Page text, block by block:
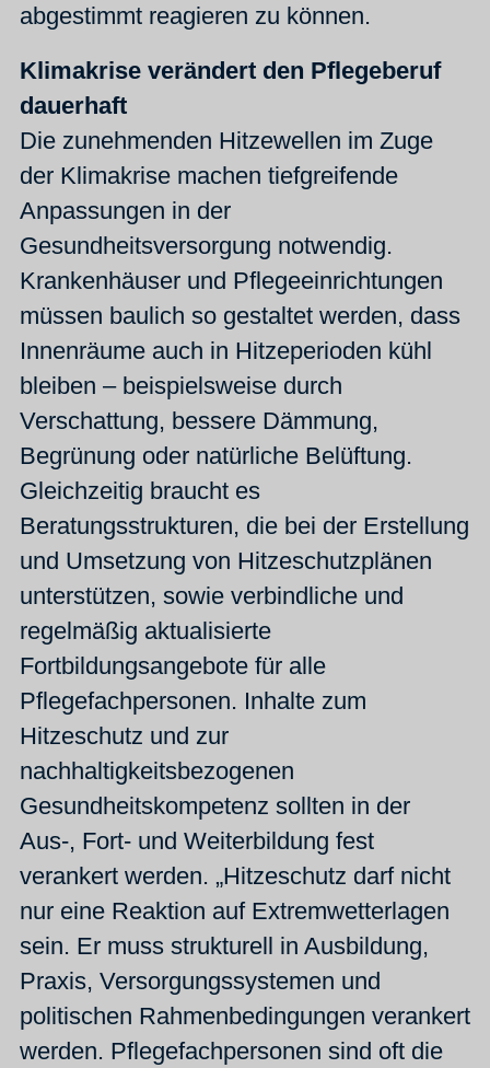
abgestimmt reagieren zu können.
Klimakrise verändert den Pflegeberuf
dauerhaft
Die zunehmenden Hitzewellen im Zuge
der Klimakrise machen tiefgreifende
Anpassungen in der
Gesundheitsversorgung notwendig.
Krankenhäuser und Pflegeeinrichtungen
müssen baulich so gestaltet werden, dass
Innenräume auch in Hitzeperioden kühl
bleiben – beispielsweise durch
Verschattung, bessere Dämmung,
Begrünung oder natürliche Belüftung.
Gleichzeitig braucht es
Beratungsstrukturen, die bei der Erstellung
und Umsetzung von Hitzeschutzplänen
unterstützen, sowie verbindliche und
regelmäßig aktualisierte
Fortbildungsangebote für alle
Pflegefachpersonen. Inhalte zum
Hitzeschutz und zur
nachhaltigkeitsbezogenen
Gesundheitskompetenz sollten in der
Aus-, Fort- und Weiterbildung fest
verankert werden. „Hitzeschutz darf nicht
nur eine Reaktion auf Extremwetterlagen
sein. Er muss strukturell in Ausbildung,
Praxis, Versorgungssystemen und
politischen Rahmenbedingungen verankert
werden. Pflegefachpersonen sind oft die